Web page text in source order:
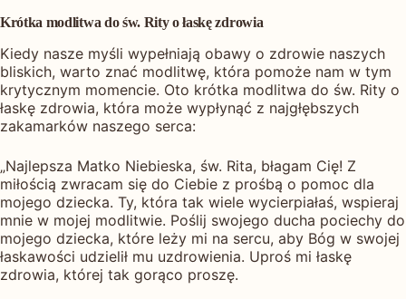
Krótka modlitwa do św. Rity o łaskę zdrowia
Kiedy nasze myśli wypełniają obawy o zdrowie naszych
bliskich, warto znać modlitwę, która pomoże nam w tym
krytycznym momencie. Oto krótka modlitwa do św. Rity o
łaskę zdrowia, która może wypłynąć z najgłębszych
zakamarków naszego serca:
„Najlepsza Matko Niebieska, św. Rita, błagam Cię! Z
miłością zwracam się do Ciebie z prośbą o pomoc dla
mojego dziecka. Ty, która tak wiele wycierpiałaś, wspieraj
mnie w mojej modlitwie. Poślij swojego ducha pociechy do
mojego dziecka, które leży mi na sercu, aby Bóg w swojej
łaskawości udzielił mu uzdrowienia. Uproś mi łaskę
zdrowia, której tak gorąco proszę.